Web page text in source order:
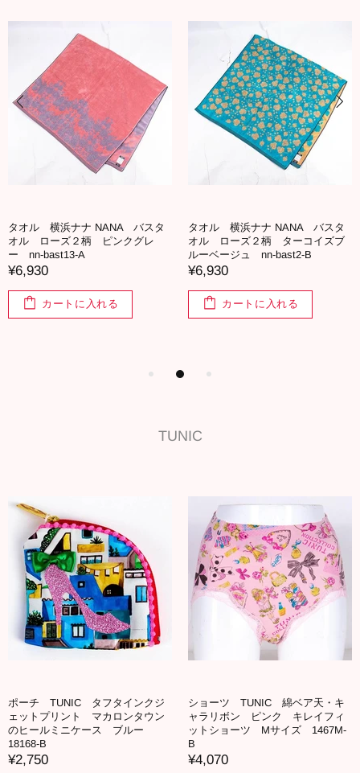
タオル 横浜ナナ NANA バスタ
オル ローズ２柄 ピンクグレ
ー nn-bast13-A
¥6,930
カートに入れる
タオル 横浜ナナ NANA バスタ
オル ローズ２柄 ターコイズブ
ルーベージュ nn-bast2-B
¥6,930
カートに入れる
TUNIC
ポーチ TUNIC タフタインクジ
ェットプリント マカロンタウン
のヒールミニケース ブルー
18168-B
¥2,750
ショーツ TUNIC 綿ベア天・キ
ャラリボン ピンク キレイフィ
ットショーツ Mサイズ 1467M-
B
¥4,070